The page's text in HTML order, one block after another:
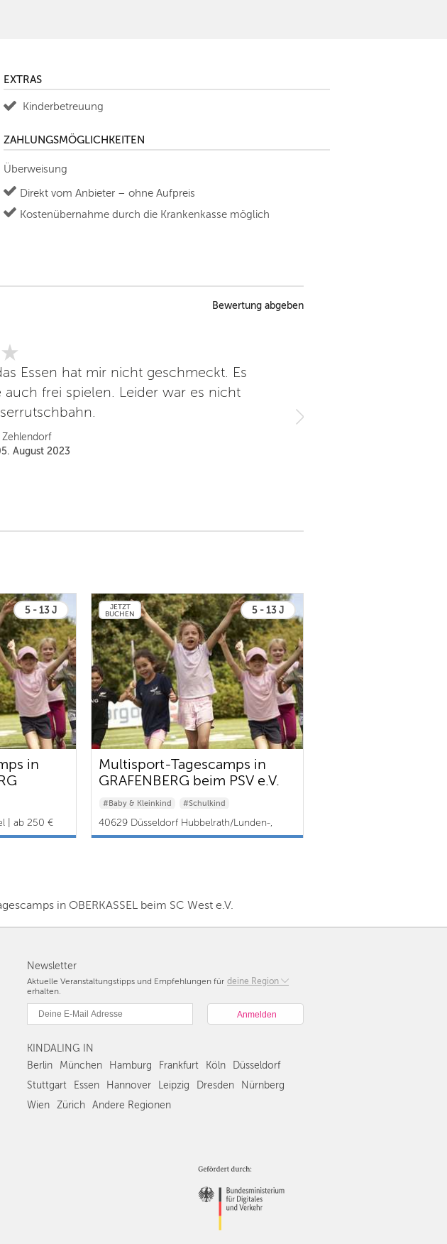
EXTRAS
Kinderbetreuung
ZAHLUNGSMÖGLICHKEITEN
Überweisung
Direkt vom Anbieter – ohne Aufpreis
Kostenübernahme durch die Krankenkasse möglich
Bewertung abgeben
Essen hat mir nicht geschmeckt. Es
frei spielen. Leider war es nicht
Zehlendorf
August 2023
5 - 13 J
in
| ab 250 €
JETZT
BUCHEN
5 - 13 J
Multisport-Tagescamps in
GRAFENBERG beim PSV e.V.
#Baby & Kleinkind #Schulkind
40629 Düsseldorf Hubbelrath/Lunden-,
in OBERKASSEL beim SC West e.V.
Newsletter
Aktuelle Veranstaltungstipps und Empfehlungen für deine Region
Berlin
Hamburg
Düsseldorf
Stuttgart
Nürnberg
Wien
Zürich
erhalten.
KINDALING IN
Berlin
München Hamburg Frankfurt Köln
Düsseldorf
Stuttgart
Essen Hannover Leipzig Dresden
Nürnberg
Wien
Zürich Andere Regionen